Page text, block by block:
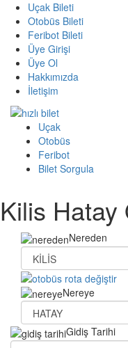
Uçak Bileti
Otobüs Bileti
Feribot Bileti
Üye Girişi
Üye Ol
Hakkımızda
İletişim
Uçak
Otobüs
Feribot
Bilet Sorgula
Kilis Hatay
Nereden
Nereye
Gidiş Tarihi